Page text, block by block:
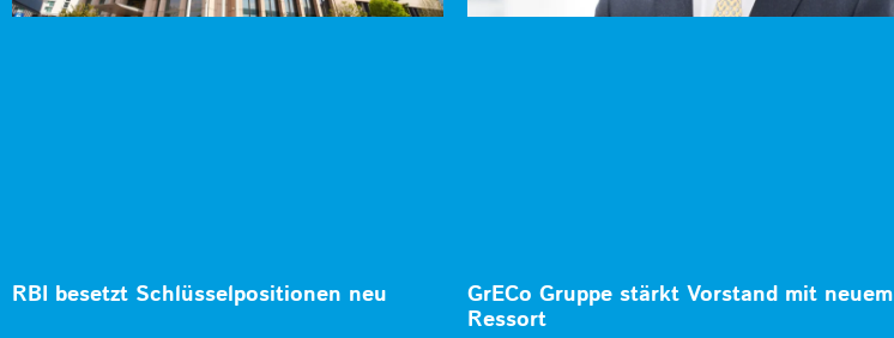
RBI besetzt Schlüsselpositionen neu
GrECo Gruppe stärkt Vorstand mit neuem
Ressort